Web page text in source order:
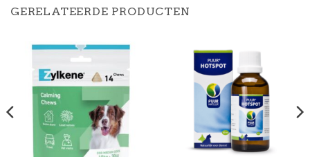
GERELATEERDE PRODUCTEN